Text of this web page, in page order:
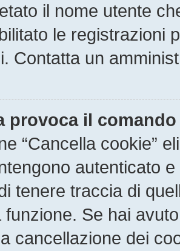
il nome utente
le registrazioni
Contatta un
provoca il
“Cancella cookie”
autenticato
tenere traccia di
funzione. Se hai
cancellazione dei